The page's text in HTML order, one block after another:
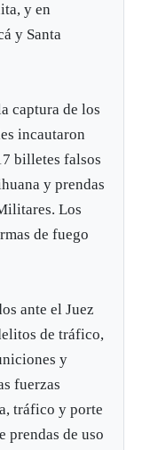
y en
y Santa
captura de los
incautaron
billetes falsos
y prendas
Los
de fuego
ante el Juez
de tráfico,
y
fuerzas
tráfico y porte
prendas de uso